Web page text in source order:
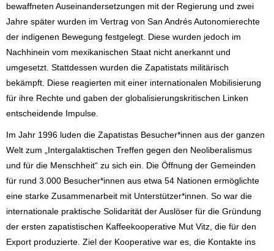
bewaffneten Auseinandersetzungen mit der Regierung und zwei
Jahre später wurden im Vertrag von San Andrés Autonomierechte
der indigenen Bewegung festgelegt. Diese wurden jedoch im
Nachhinein vom mexikanischen Staat nicht anerkannt und
umgesetzt. Stattdessen wurden die Zapatistats militärisch
bekämpft. Diese reagierten mit einer internationalen Mobilisierung
für ihre Rechte und gaben der globalisierungskritischen Linken
entscheidende Impulse.
Im Jahr 1996 luden die Zapatistas Besucher*innen aus der ganzen
Welt zum „Intergalaktischen Treffen gegen den Neoliberalismus
und für die Menschheit“ zu sich ein. Die Öffnung der Gemeinden
für rund 3.000 Besucher*innen aus etwa 54 Nationen ermöglichte
eine starke Zusammenarbeit mit Unterstützer*innen. So war die
internationale praktische Solidarität der Auslöser für die Gründung
der ersten zapatistischen Kaffeekooperative Mut Vitz, die für den
Export produzierte. Ziel der Kooperative war es, die Kontakte ins